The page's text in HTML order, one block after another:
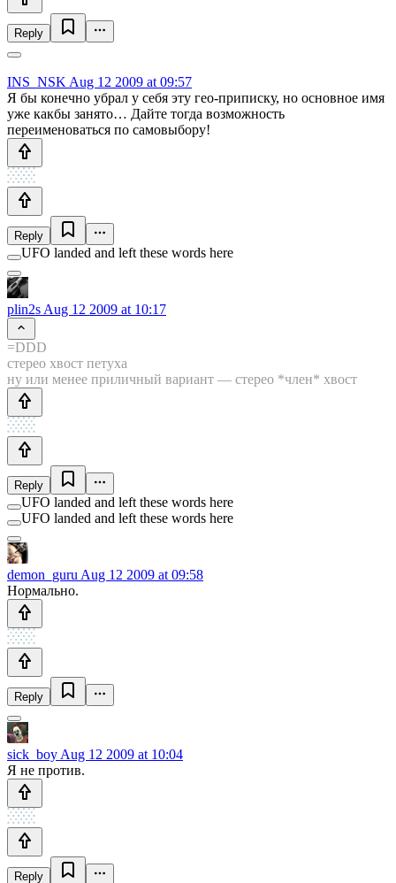
Reply
INS_NSK Aug 12 2009 at 09:57
Я бы конечно убрал у себя эту гео-приписку, но основное имя
уже какбы занято… Дайте тогда возможность
переименоваться по самовыбору!
Reply
UFO landed and left these words here
plin2s Aug 12 2009 at 10:17
=DDD
стерео хвост петуха
ну или менее приличный вариант — стерео *член* хвост
Reply
UFO landed and left these words here
UFO landed and left these words here
demon_guru Aug 12 2009 at 09:58
Нормально.
Reply
sick_boy Aug 12 2009 at 10:04
Я не против.
Reply